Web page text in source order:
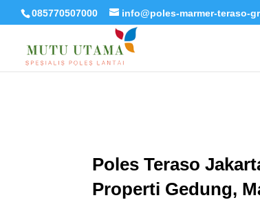
085770507000 info@poles-marmer-teraso-
Poles Teraso
Properti Gedung,